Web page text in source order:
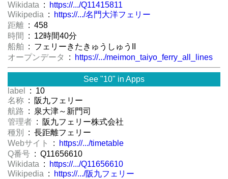
Wikidata :
https://.../Q11415811
Wikipedia :
https://.../名門大洋フェリー
距離 : 458
時間
: 12時間40分
船舶 : フェリーきたきゅうしゅうII
オープンデータ
: https://.../meimon_taiyo_ferry_all_lines
See "10" in Apps
label
: 10
名称 : 阪九フェリー
航路 : 泉大津～新門司
管理者 : 阪九フェリー株式会社
種別
: 長距離フェリー
Webサイト
:
https://.../timetable
Q番号 : Q11656610
Wikidata :
https://.../Q11656610
Wikipedia :
https://.../阪九フェリー